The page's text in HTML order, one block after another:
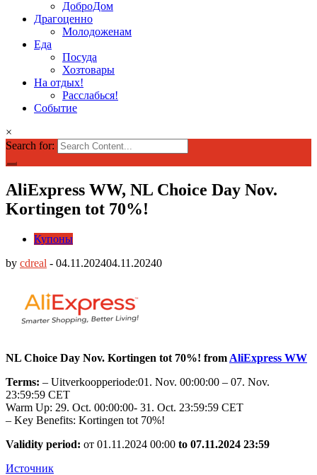
ДоброДом
Драгоценно
Молодоженам
Еда
Посуда
Хозтовары
На отдых!
Расслабься!
Событие
×
Search for:
AliExpress WW, NL Choice Day Nov.
Kortingen tot 70%!
Купоны
by cdreal - 04.11.202404.11.20240
NL Choice Day Nov. Kortingen tot 70%! from AliExpress WW
Terms: – Uitverkoopperiode:01. Nov. 00:00:00 – 07. Nov.
23:59:59 CET
Warm Up: 29. Oct. 00:00:00- 31. Oct. 23:59:59 CET
– Key Benefits: Kortingen tot 70%!
Validity period: от 01.11.2024 00:00 to 07.11.2024 23:59
Источник